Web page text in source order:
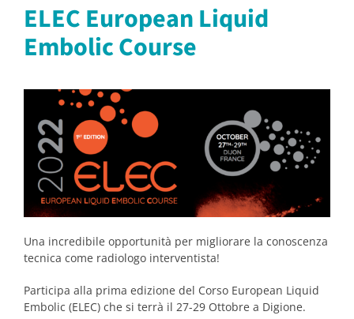
ELEC European Liquid
Embolic Course
Una incredibile opportunità per migliorare la conoscenza
tecnica come radiologo interventista!
Participa alla prima edizione del Corso European Liquid
Embolic (ELEC) che si terrà il 27-29 Ottobre a Digione.